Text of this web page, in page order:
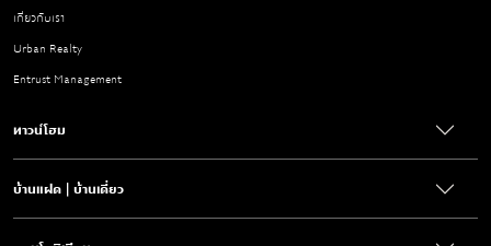
เกี่ยวกับเรา
Urban Realty
Entrust Management
ทาวน์โฮม
บ้านแฝด | บ้านเดี่ยว